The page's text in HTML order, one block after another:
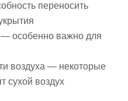
переносить
— особенно важно для
воздуха — некоторые
сухой воздух